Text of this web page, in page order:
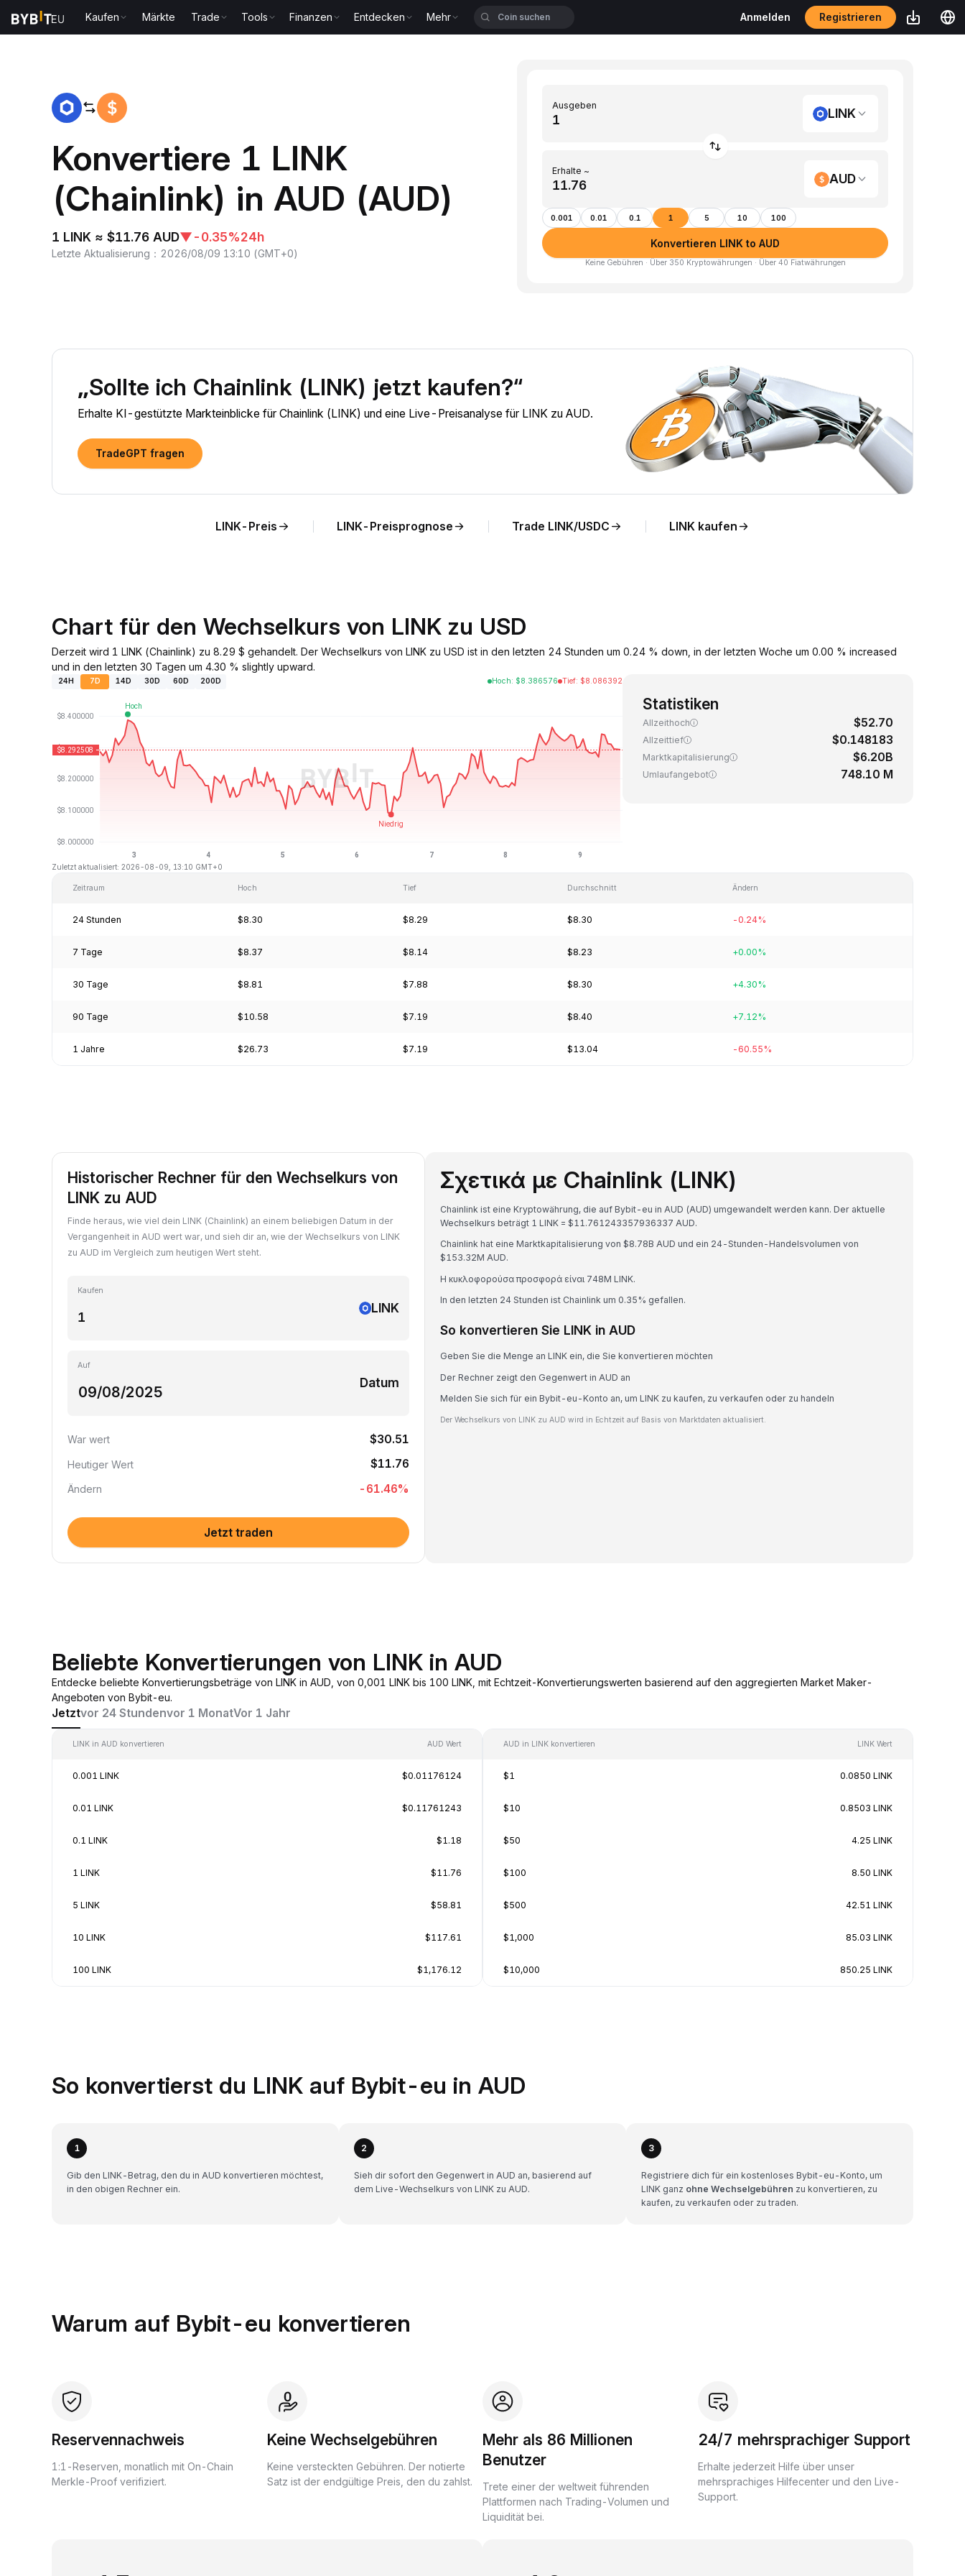
Kaufen Märkte Trade Tools Finanzen Entdecken Mehr Anmelden Registrieren
Konvertiere 1 LINK
(Chainlink) in AUD (AUD)
1 LINK ≈ $11.76 AUD▼-0.35%24h
Letzte Aktualisierung ： 2026/08/09 13:10 (GMT+0)
Ausgeben
LINK
Erhalte ~
AUD
0.001 0.01 0.1 1 5 10 100
Konvertieren LINK to AUD
Keine Gebühren · Über 350 Kryptowährungen · Über 40 Fiatwährungen
„Sollte ich Chainlink (LINK) jetzt kaufen?“
Erhalte KI-gestützte Markteinblicke für Chainlink (LINK) und eine Live-Preisanalyse für LINK zu AUD.
TradeGPT fragen
LINK-Preis LINK-Preisprognose Trade LINK/USDC LINK kaufen
Chart für den Wechselkurs von LINK zu USD
Derzeit wird 1 LINK (Chainlink) zu 8.29 $ gehandelt. Der Wechselkurs von LINK zu USD ist in den letzten 24 Stunden um 0.24 % down, in der letzten Woche um 0.00 % increased
und in den letzten 30 Tagen um 4.30 % slightly upward.
24H 7D 14D 30D 60D 200D Hoch: $8.386576 Tief: $8.086392
Zuletzt aktualisiert: 2026-08-09, 13:10 GMT+0
Statistiken
Allzeithoch $52.70
Allzeittief $0.148183
Marktkapitalisierung $6.20B
Umlaufangebot 748.10 M
Zeitraum Hoch Tief Durchschnitt Ändern
24 Stunden $8.30 $8.29 $8.30 -0.24%
7 Tage $8.37 $8.14 $8.23 +0.00%
30 Tage $8.81 $7.88 $8.30 +4.30%
90 Tage $10.58 $7.19 $8.40 +7.12%
1 Jahre $26.73 $7.19 $13.04 -60.55%
Historischer Rechner für den Wechselkurs von
LINK zu AUD
Finde heraus, wie viel dein LINK (Chainlink) an einem beliebigen Datum in der
Vergangenheit in AUD wert war, und sieh dir an, wie der Wechselkurs von LINK
zu AUD im Vergleich zum heutigen Wert steht.
Kaufen
LINK
Auf
Datum
War wert $30.51
Heutiger Wert $11.76
Ändern -61.46%
Jetzt traden
Σχετικά με Chainlink (LINK)
Chainlink ist eine Kryptowährung, die auf Bybit-eu in AUD (AUD) umgewandelt werden kann. Der aktuelle
Wechselkurs beträgt 1 LINK = $11.761243357936337 AUD.
Chainlink hat eine Marktkapitalisierung von $8.78B AUD und ein 24-Stunden-Handelsvolumen von
$153.32M AUD.
Η κυκλοφορούσα προσφορά είναι 748M LINK.
In den letzten 24 Stunden ist Chainlink um 0.35% gefallen.
So konvertieren Sie LINK in AUD
Geben Sie die Menge an LINK ein, die Sie konvertieren möchten
Der Rechner zeigt den Gegenwert in AUD an
Melden Sie sich für ein Bybit-eu-Konto an, um LINK zu kaufen, zu verkaufen oder zu handeln
Der Wechselkurs von LINK zu AUD wird in Echtzeit auf Basis von Marktdaten aktualisiert.
Beliebte Konvertierungen von LINK in AUD
Entdecke beliebte Konvertierungsbeträge von LINK in AUD, von 0,001 LINK bis 100 LINK, mit Echtzeit-Konvertierungswerten basierend auf den aggregierten Market Maker-
Angeboten von Bybit-eu.
Jetztvor 24 Stundenvor 1 MonatVor 1 Jahr
LINK in AUD konvertieren AUD Wert
0.001 LINK $0.01176124
0.01 LINK $0.11761243
0.1 LINK $1.18
1 LINK $11.76
5 LINK $58.81
10 LINK $117.61
100 LINK $1,176.12
AUD in LINK konvertieren LINK Wert
$1 0.0850 LINK
$10 0.8503 LINK
$50 4.25 LINK
$100 8.50 LINK
$500 42.51 LINK
$1,000 85.03 LINK
$10,000 850.25 LINK
So konvertierst du LINK auf Bybit-eu in AUD
1
Gib den LINK-Betrag, den du in AUD konvertieren möchtest,
in den obigen Rechner ein.
2
Sieh dir sofort den Gegenwert in AUD an, basierend auf
dem Live-Wechselkurs von LINK zu AUD.
3
Registriere dich für ein kostenloses Bybit-eu-Konto, um
LINK ganz ohne Wechselgebühren zu konvertieren, zu
kaufen, zu verkaufen oder zu traden.
Warum auf Bybit-eu konvertieren
Reservennachweis
1:1-Reserven, monatlich mit On-Chain
Merkle-Proof verifiziert.
Keine Wechselgebühren
Keine versteckten Gebühren. Der notierte
Satz ist der endgültige Preis, den du zahlst.
Mehr als 86 Millionen
Benutzer
Trete einer der weltweit führenden
Plattformen nach Trading-Volumen und
Liquidität bei.
24/7 mehrsprachiger Support
Erhalte jederzeit Hilfe über unser
mehrsprachiges Hilfecenter und den Live-
Support.